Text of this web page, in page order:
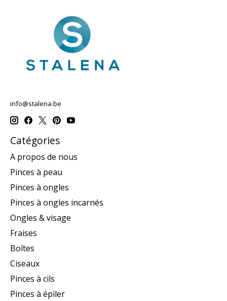
info@stalena.be
Catégories
A propos de nous
Pinces à peau
Pinces à ongles
Pinces à ongles incarnés
Ongles & visage
Fraises
Boîtes
Ciseaux
Pinces à cils
Pinces à épiler